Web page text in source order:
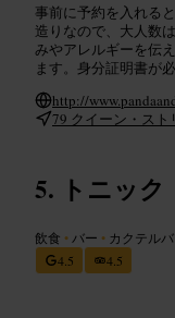
事前に予約を入れる
造りなので、大人数
みやアレルギーを伝
ます。身分証明書が
http://
79 クイーン・スト
トニック
飲食 • バー • カクテル
4.5
4.5